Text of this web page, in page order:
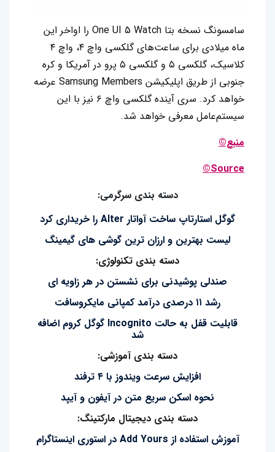
سامسونگ نسخه بتا One UI 5 Watch را اواخر این
ماه میلادی برای ساعت‌های گلکسی واچ ۴، واچ ۴
کلاسیک، گلکسی ۵ و گلکسی ۵ پرو در آمریکا و کره
جنوبی از طریق اپلیکیشن Samsung Members عرضه
خواهد کرد. سری آینده گلکسی واچ ۶ نیز با این
سیستم‌عامل معرفی خواهد شد.
منبع©
Source©
دسته بندی سرگرمی:
گوگل استارتاپ ساخت آواتار Alter را خریداری کرد
لیست بهترین و ارزان ترین گوشی های گیمینگ
دسته بندی تکنولوژی:
صندلی پوشیدنی برای نشستن در هر زاویه ای
رشد ۱۱ درصدی درآمد کمپانی مایکروسافت
قابلیت قفل به حالت Incognito گوگل کروم اضافه
شد
دسته بندی آموزشی:
افزایش سرعت ویندوز با ۴ ترفند
نحوه اسکن سریع متن در آیفون و آیپد
دسته بندی دیجیتال مارکتینگ:
آموزش استفاده از Add Yours در استوری اینستاگرام